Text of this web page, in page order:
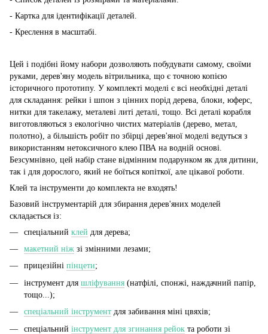
- Картка для ідентифікації деталей.
- Креслення в масштабі.
Цей і подібні йому набори дозволяють побудувати самому, своїми
руками, дерев'яну модель вітрильника, що є точною копією
історичного прототипу. У комплекті моделі є всі необхідні деталі
для складання: рейки і шпон з цінних порід дерева, блоки, юферс,
нитки для такелажу, металеві литі деталі, тощо. Всі деталі корабля
виготовляються з екологічно чистих матеріалів (дерево, метал,
полотно), а більшість робіт по збірці дерев'яної моделі ведуться з
використанням нетоксичного клею ПВА на водній основі.
Безсумнівно, цей набір стане відмінним подарунком як для дитини,
так і для дорослого, який не боїться копіткої, але цікавої роботи.
Клей та інструменти до комплекта не входять!
Базовий інструментарій для збирання дерев'яних моделей
складається із:
спеціальний клей для дерева;
макетний ніж зі змінними лезами;
прицезійні пінцети;
інструмент для шліфування (натфілі, спонжі, наждачний папір,
тощо...);
спеціальний інструмент для забивання міні цвяхів;
спеціальний інструмент для згинання рейок та роботи зі